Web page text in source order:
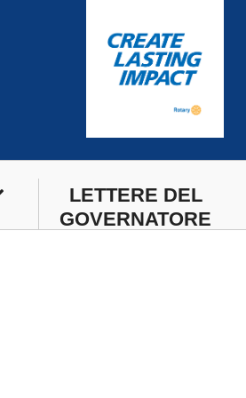
LETTERE DEL
GOVERNATORE